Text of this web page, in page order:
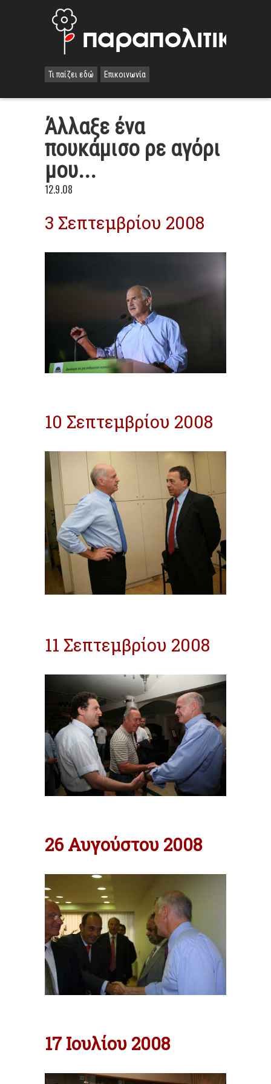
Τι παίζει εδώ Επικοινωνία
Άλλαξε ένα
πουκάμισο ρε αγόρι
μου...
12.9.08
3 Σεπτεμβρίου 2008
10 Σεπτεμβρίου 2008
11 Σεπτεμβρίου 2008
26 Αυγούστου 2008
17 Ιουλίου 2008